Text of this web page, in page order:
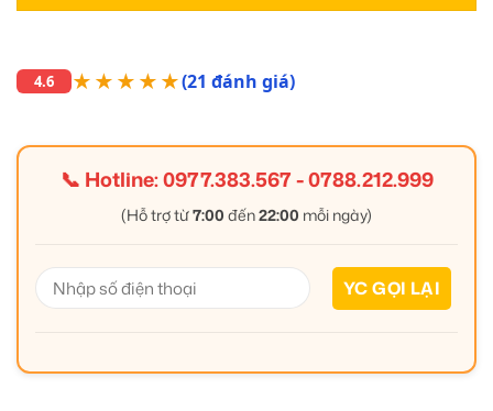
4.6 ★★★★★(21 đánh giá)
📞 Hotline:0977.383.567-0788.212.999
(Hỗ trợ từ7:00 đến22:00 mỗi ngày)